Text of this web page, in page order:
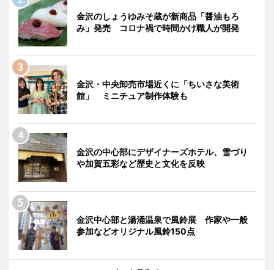
金沢のしょうゆみそ蔵が新商品「醤油もろ
み」発売 コロナ禍で時間かけ職人が開発
金沢・中央卸売市場近くに「ちいさな美術
館」 ミニチュア制作体験も
金沢の中心部にデザイナーズホテル、雪づり
や加賀五彩など歴史と文化を反映
金沢中心部と湯涌温泉で風鈴展 作家や一般
参加などオリジナル風鈴150点